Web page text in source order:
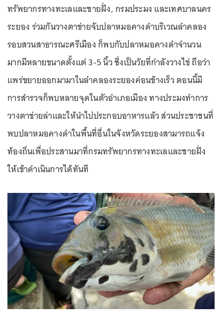
ทรัพยากรทางทะเลและชายฝั่ง, กรมประมง และเทศบาลนคร
ระยอง ร่วมกันวางตาข่ายจับปลาหมอคางดำบริเวณลำคลอง
รอบสวนสาธารณะศรีเมือง ก็พบกับปลาหมอคางดำจำนวน
มากมีหลายขนาดตั้งแต่ 3-5 นิ้ว ซึ่งเป็นวัยที่กำลังวางไข่ ถือว่า
แพร่ขยายออกมามาในลำคลองระยองค่อนข้างเร็ว ตอนนี้มี
การสำรวจก็พบหลายจุดในตัวอำเภอเมือง ทางประมงทำการ
วางตาข่ายล่าและให้นำไปประกอบอาหารแล้ว ส่วนประชาชนที่
พบปลาหมอคางดำในพื้นที่อื่นในจังหวัดระยองสามารถแจ้ง
ท้องถิ่นเพื่อประสานมาที่กรมทรัพยากรทางทะเลและชายฝั่ง
ให้เข้าดำเนินการได้ทันที